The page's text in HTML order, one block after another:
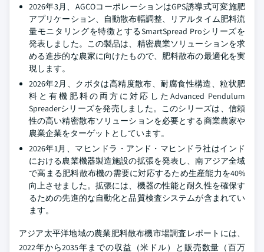
2026年3月、AGCOコーポレーションはGPS誘導式可変施肥
アプリケーション、自動散布幅調整、リアルタイム肥料流
量モニタリングを特徴とするSmartSpread Proシリーズを
発表しました。この製品は、精密農業ソリューションを求
める進歩的な農家に向けたもので、肥料散布の最適化を実
現します。
2026年2月、クボタは高精度散布、耐腐食性構造、粒状肥
料と有機肥料の両方に対応したAdvanced Pendulum
Spreaderシリーズを発売しました。このシリーズは、信頼
性の高い精密散布ソリューションを必要とする商業農家や
農業企業をターゲットとしています。
2026年1月、マヒンドラ・アンド・マヒンドラ社はインド
における農業機器製造施設の拡張を発表し、南アジア全域
で高まる肥料散布機の需要に対応するため生産能力を40%
向上させました。拡張には、機器の性能と耐久性を確保す
るための先進的な自動化と品質検査システムが含まれてい
ます。
アジア太平洋地域の農業肥料散布機市場調査レポートには、
2022年から2035年までの収益（米ドル）と販売数量（百万